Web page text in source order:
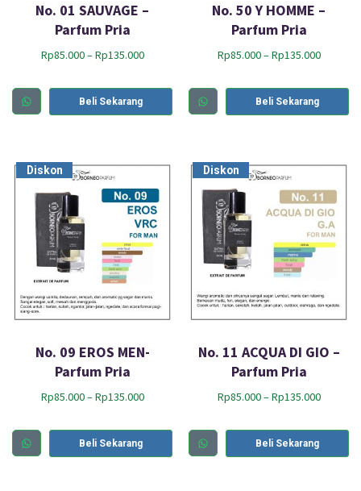
No. 01 SAUVAGE –
Parfum Pria
Rp85.000–Rp135.000
Beli Sekarang
No. 50 Y HOMME –
Parfum Pria
Rp85.000–Rp135.000
Beli Sekarang
Diskon
No. 09 EROS MEN-
Parfum Pria
Rp85.000–Rp135.000
Beli Sekarang
Diskon
No. 11 ACQUA DI GIO –
Parfum Pria
Rp85.000–Rp135.000
Beli Sekarang